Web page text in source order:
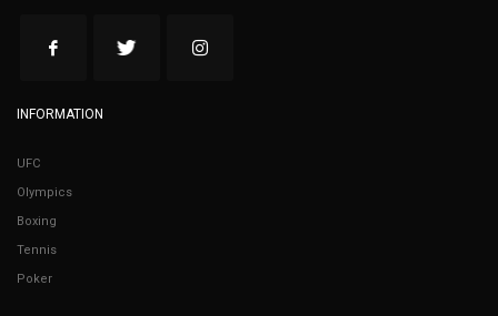
INFORMATION
UFC
Olympics
Boxing
Tennis
Poker